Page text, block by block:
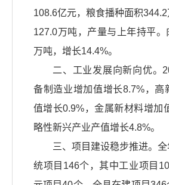
108.6亿元，粮食播种面积
127.0万吨，产量与上年持平。
万吨，增长14.4%。
二、工业发展向新向优。
备制造业增加值增长8.7%，高
值增长0.9%，金属新材料增加
略性新兴产业产值增长4.8%。
三、项目建设稳步推进。
统项目146个，其中工业项目